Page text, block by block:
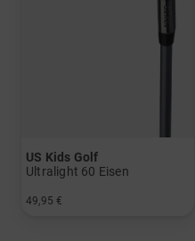
US Kids Golf
Ultralight 60 Eisen
49,95 €